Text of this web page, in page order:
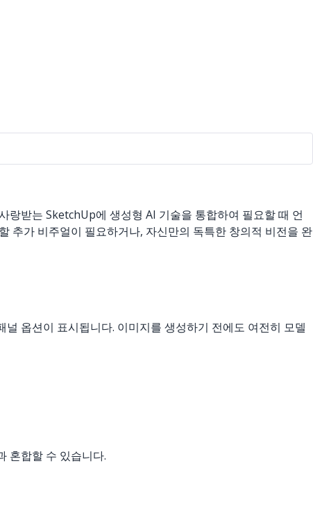
랑받는 SketchUp에 생성형 AI 기술을 통합하여 필요할 때 언
추가 비주얼이 필요하거나, 자신만의 독특한 창의적 비전을 완
옵션이 표시됩니다. 이미지를 생성하기 전에도 여전히 모델
혼합할 수 있습니다.